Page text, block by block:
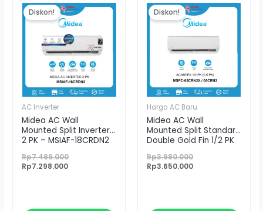
Diskon!
AC Inverter
Midea AC Wall
Mounted Split Inverter
2 PK – MSIAF-18CRDN2
Rp7.489.000
aslinya
adalah:
Rp7.489.000.
Rp7.298.000
saat
ini
adalah:
Rp7.298.000.
Diskon!
Harga AC Baru
Midea AC Wall
Mounted Split Standard
Double Gold Fin 1/2 PK
Rp3.980.000
aslinya
adalah:
Rp3.980.000.
Rp3.650.000
saat
ini
adalah:
Rp3.650.000.